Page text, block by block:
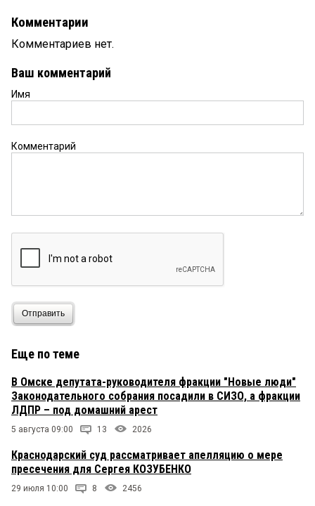
Комментарии
Комментариев нет.
Ваш комментарий
Имя
Комментарий
Отправить
Еще по теме
В Омске депутата-руководителя фракции "Новые люди"
Законодательного собрания посадили в СИЗО, а фракции
ЛДПР – под домашний арест
5 августа 09:00 13 2026
Краснодарский суд рассматривает апелляцию о мере
пресечения для Сергея КОЗУБЕНКО
29 июля 10:00 8 2456